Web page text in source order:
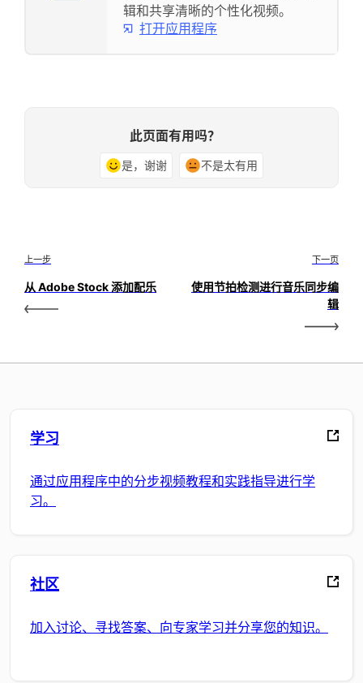
辑和共享清晰的个性化视频。
打开应用程序
此页面有用吗？
是，谢谢 不是太有用
上一步
从 Adobe Stock 添加配乐
下一页
使用节拍检测进行音乐同步编
辑
学习
通过应用程序中的分步视频教程和实践指导进行学
习。
社区
加入讨论、寻找答案、向专家学习并分享您的知识。